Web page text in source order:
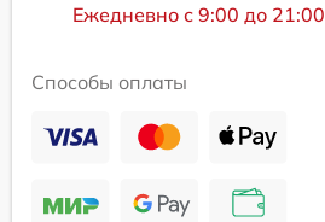
Ежедневно с 9:00 до 21:00
Способы оплаты